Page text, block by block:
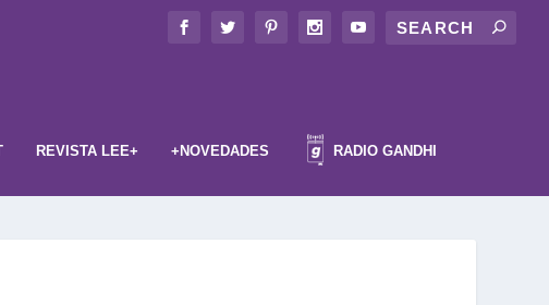
REVISTA LEE+ +NOVEDADES RADIO GANDHI